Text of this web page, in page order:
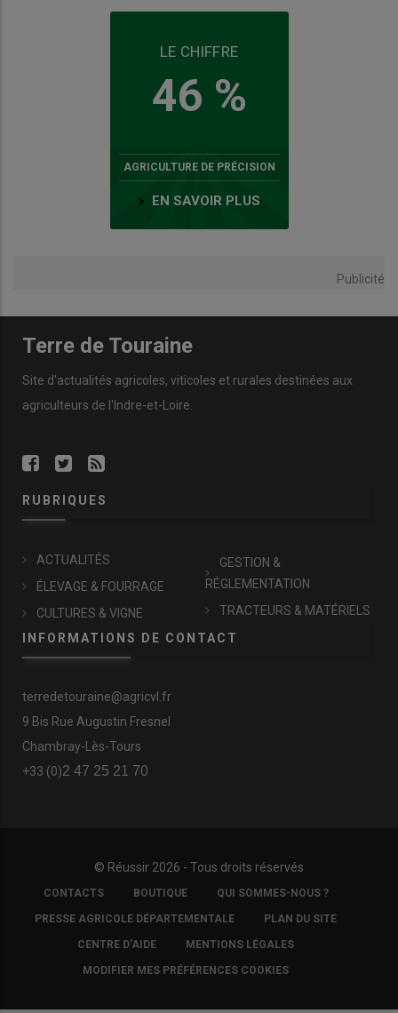
LE CHIFFRE
46 %
AGRICULTURE DE PRÉCISION
EN SAVOIR PLUS
Publicité
Terre de Touraine
Site d'actualités agricoles, viticoles et rurales destinées aux
agriculteurs de l'Indre-et-Loire.
RUBRIQUES
ACTUALITÉS
ÉLEVAGE & FOURRAGE
CULTURES & VIGNE
GESTION &
RÉGLEMENTATION
TRACTEURS & MATÉRIELS
INFORMATIONS DE CONTACT
terredetouraine@agricvl.fr
9 Bis Rue Augustin Fresnel
Chambray-Lès-Tours
+33 (0)2 47 25 21 70
© Réussir 2026 - Tous droits réservés
FOOTER
COPYRIGHT
CONTACTS BOUTIQUE QUI SOMMES-NOUS ?
PRESSE AGRICOLE DÉPARTEMENTALE PLAN DU SITE
CENTRE D'AIDE MENTIONS LÉGALES
MODIFIER MES PRÉFÉRENCES COOKIES